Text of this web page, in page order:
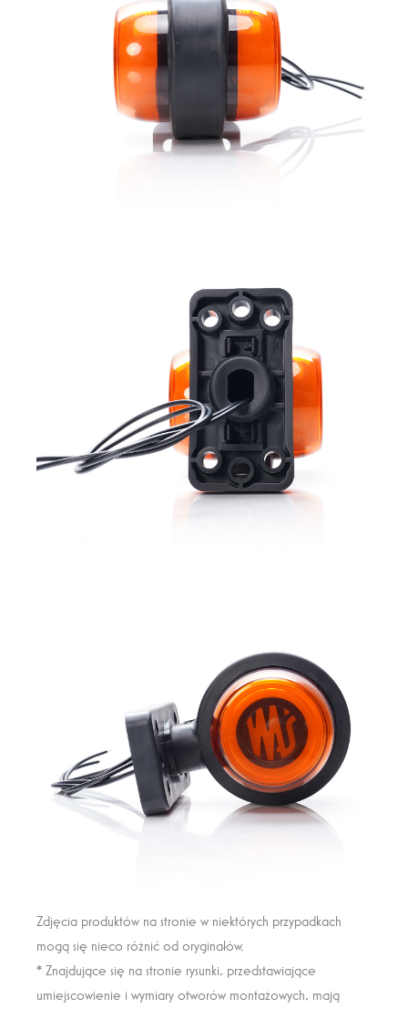
Zdjęcia produktów na stronie w niektórych przypadkach
mogą się nieco różnić od oryginałów.
* Znajdujące się na stronie rysunki, przedstawiające
umiejscowienie i wymiary otworów montażowych, mają